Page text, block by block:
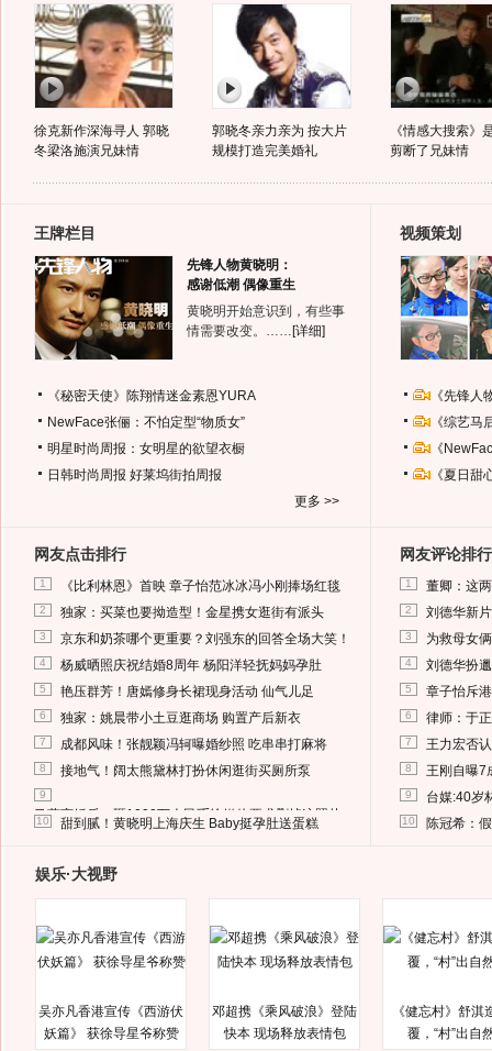
徐克新作深海寻人 郭晓
冬梁洛施演兄妹情
郭晓冬亲力亲为 按大片
规模打造完美婚礼
《情感大搜索》
剪断了兄妹情
王牌栏目
先锋人物黄晓明：
感谢低潮 偶像重生
黄晓明开始意识到，有些事
情需要改变。…… [详细]
《秘密天使》陈翔情迷金素恩YURA
NewFace张俪：不怕定型“物质女”
明星时尚周报：女明星的欲望衣橱
日韩时尚周报 好莱坞街拍周报
更多 >>
视频策划
《先锋
《综艺
《
《夏日
网友点击排行
1 《比利林恩》首映 章子怡范冰冰冯小刚捧场红毯
2 独家：买菜也要拗造型！金星携女逛街有派头
3 京东和奶茶哪个更重要？刘强东的回答全场大笑！
4 杨威晒照庆祝结婚8周年 杨阳洋轻抚妈妈孕肚
5 艳压群芳！唐嫣修身长裙现身活动 仙气儿足
6 独家：姚晨带小土豆逛商场 购置产后新衣
7 成都风味！张靓颖冯轲曝婚纱照 吃串串打麻将
8 接地气！阔太熊黛林打扮休闲逛街买厕所泵
9
马蓉离婚后，砸1000万人民币给媒体要求删掉这照片
10 甜到腻！黄晓明上海庆生 Baby挺孕肚送蛋糕
网友评论排行
1 董卿：这
2 刘德华新
3 为救母女
4 刘德华扮
5 章子怡斥
6 律师：于
7 王力宏否
8 王刚自曝7
9 台媒:40岁
10 陈冠希：
娱乐·大视野
吴亦凡香港宣传《西游伏
妖篇》 获徐导星爷称赞
邓超携《乘风破浪》登陆
快本 现场释放表情包
《健忘村》舒淇
覆，“村”出自